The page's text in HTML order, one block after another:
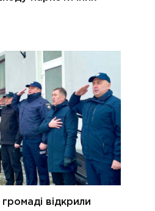
відкрили